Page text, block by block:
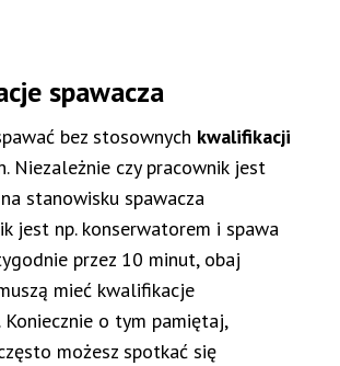
spawacza
bez stosownych kwalifikacji
Niezależnie czy pracownik jest
stanowisku spawacza
jest np. konserwatorem i spawa
przez 10 minut, obaj
mieć kwalifikacje
o tym pamiętaj,
możesz spotkać się